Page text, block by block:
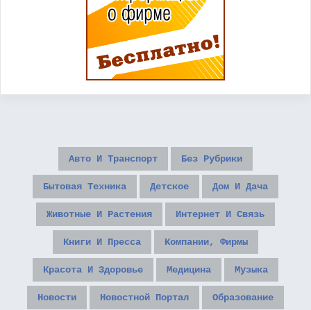
Авто И Транспорт Без Рубрики
Бытовая Техника Детское Дом И Дача
Животные И Растения Интернет И Связь
Книги И Пресса Компании, Фирмы
Красота И Здоровье Медицина Музыка
Новости Новостной Портал Образование